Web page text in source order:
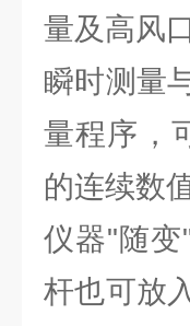
量及高风
瞬时测量
量程序，
的连续数
仪器"随
杆也可放